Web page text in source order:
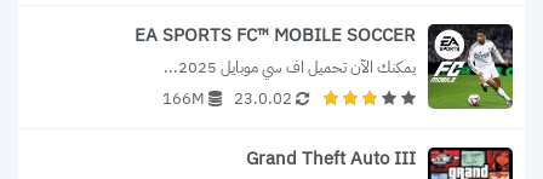
EA SPORTS FC™ MOBILE SOCCER
يمكنك الآن تحميل اف سي موبايل 2025...
23.0.02
166M
Grand Theft Auto III